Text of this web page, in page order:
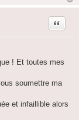
Citation
! Et toutes mes
soumettre ma
et infaillible alors